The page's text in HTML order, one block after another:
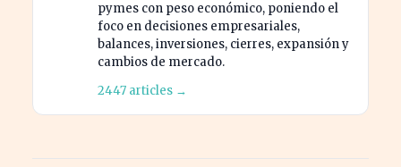
pymes con peso económico, poniendo el
foco en decisiones empresariales,
balances, inversiones, cierres, expansión y
cambios de mercado.
2447 articles →